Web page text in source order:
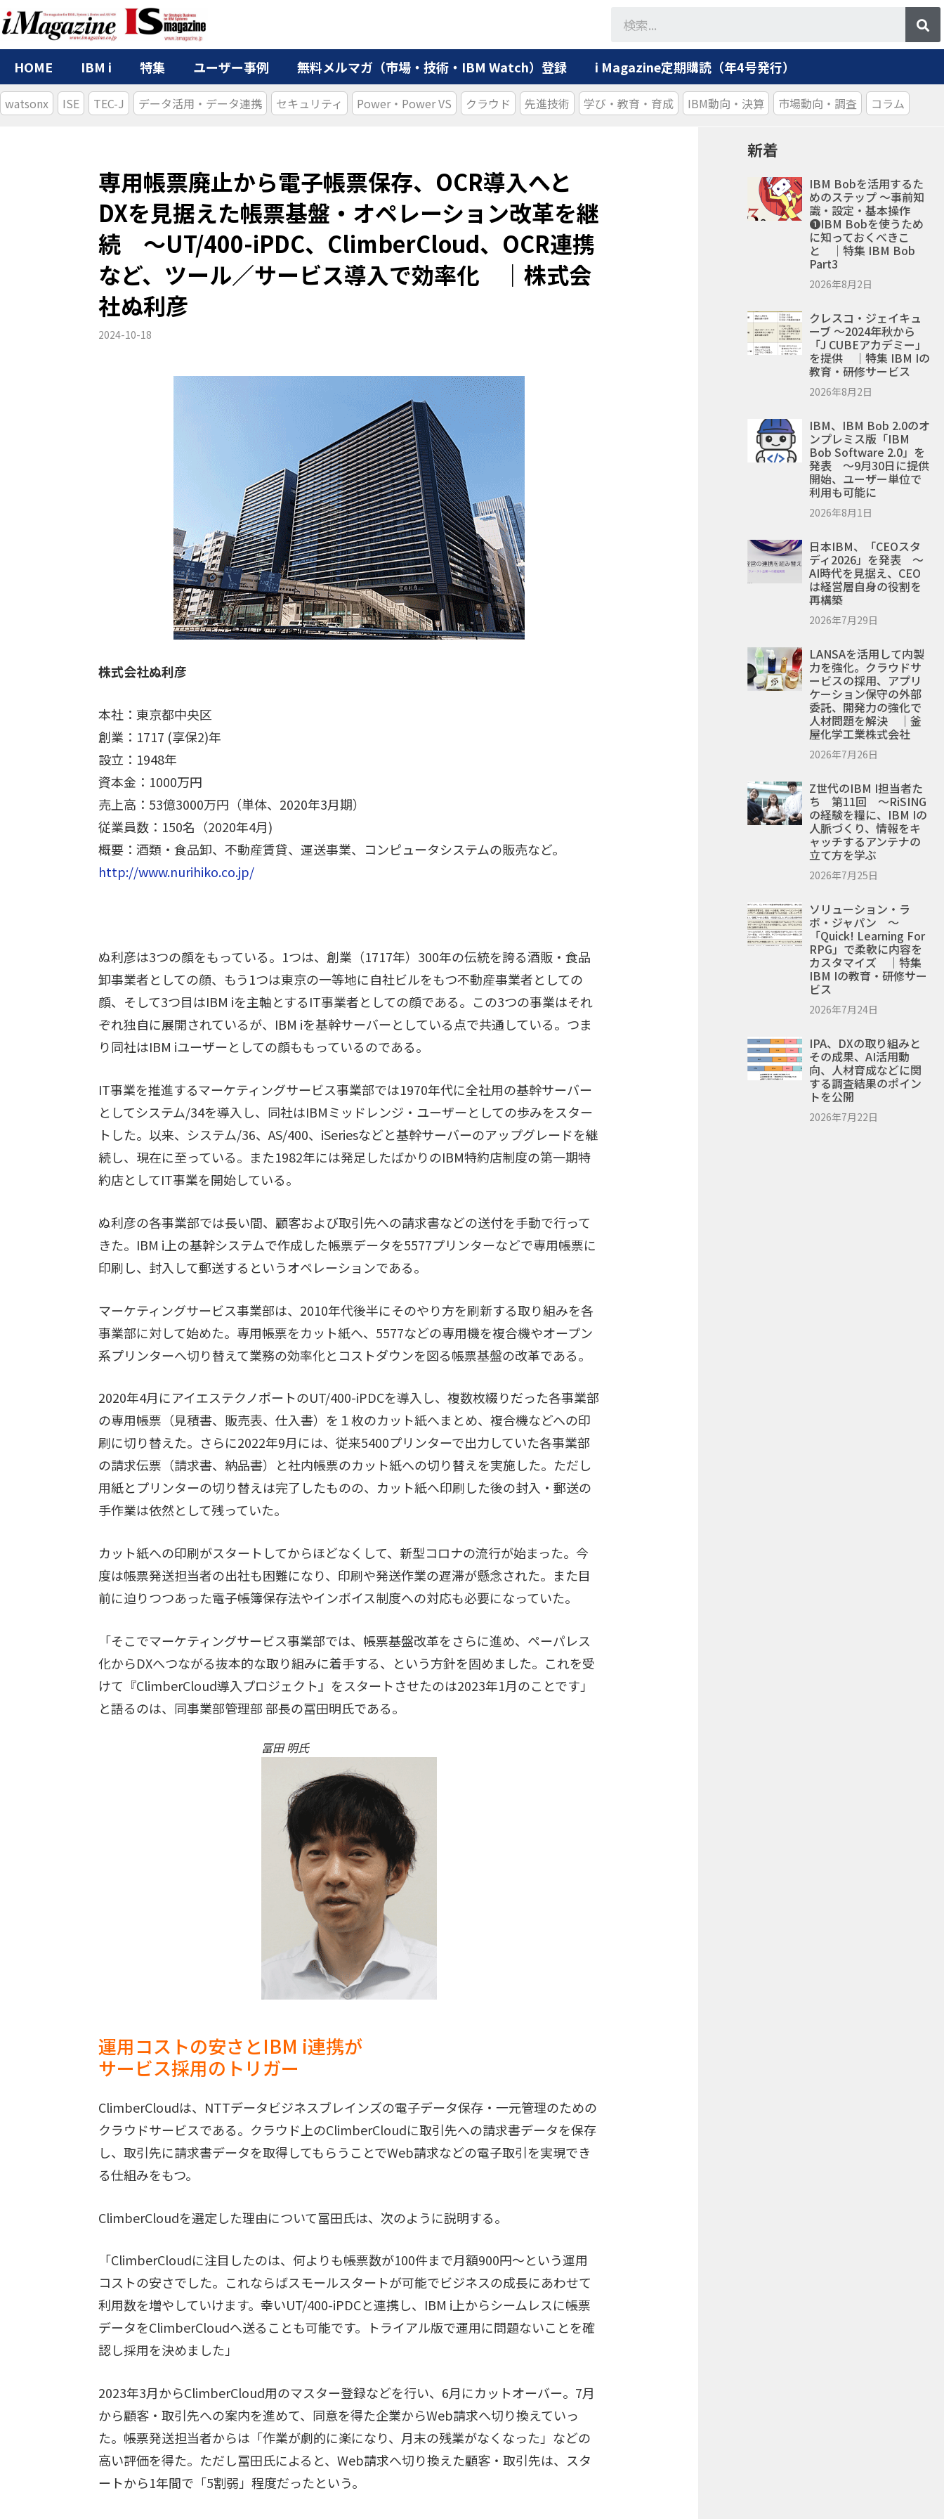
HOME IBM i 特集 ユーザー事例 無料メルマガ（市場・技術・IBM Watch）登録 i Magazine定期購読（年4号発行）
watsonx ISE TEC-J データ活用・データ連携 セキュリティ Power・Power VS クラウド 先進技術 学び・教育・育成 IBM動向・決算 市場動向・調査 コラム
専用帳票廃止から電子帳票保存、OCR導入へと
DXを見据えた帳票基盤・オペレーション改革を継
続 ～UT/400-iPDC、ClimberCloud、OCR連携
など、ツール／サービス導入で効率化 ｜株式会
社ぬ利彦
2024-10-18
株式会社ぬ利彦
本社：東京都中央区
創業：1717 (享保2)年
設立：1948年
資本金：1000万円
売上高：53億3000万円（単体、2020年3月期）
従業員数：150名（2020年4月)
概要：酒類・食品卸、不動産賃貸、運送事業、コンピュータシステムの販売など。
http://www.nurihiko.co.jp/
ぬ利彦は3つの顔をもっている。1つは、創業（1717年）300年の伝統を誇る酒販・食品
卸事業者としての顔、もう1つは東京の一等地に自社ビルをもつ不動産事業者としての
顔、そして3つ目はIBM iを主軸とするIT事業者としての顔である。この3つの事業はそれ
ぞれ独自に展開されているが、IBM iを基幹サーバーとしている点で共通している。つま
り同社はIBM iユーザーとしての顔ももっているのである。
IT事業を推進するマーケティングサービス事業部では1970年代に全社用の基幹サーバー
としてシステム/34を導入し、同社はIBMミッドレンジ・ユーザーとしての歩みをスター
トした。以来、システム/36、AS/400、iSeriesなどと基幹サーバーのアップグレードを継
続し、現在に至っている。また1982年には発足したばかりのIBM特約店制度の第一期特
約店としてIT事業を開始している。
ぬ利彦の各事業部では長い間、顧客および取引先への請求書などの送付を手動で行って
きた。IBM i上の基幹システムで作成した帳票データを5577プリンターなどで専用帳票に
印刷し、封入して郵送するというオペレーションである。
マーケティングサービス事業部は、2010年代後半にそのやり方を刷新する取り組みを各
事業部に対して始めた。専用帳票をカット紙へ、5577などの専用機を複合機やオープン
系プリンターへ切り替えて業務の効率化とコストダウンを図る帳票基盤の改革である。
2020年4月にアイエステクノポートのUT/400-iPDCを導入し、複数枚綴りだった各事業部
の専用帳票（見積書、販売表、仕入書）を１枚のカット紙へまとめ、複合機などへの印
刷に切り替えた。さらに2022年9月には、従来5400プリンターで出力していた各事業部
の請求伝票（請求書、納品書）と社内帳票のカット紙への切り替えを実施した。ただし
用紙とプリンターの切り替えは完了したものの、カット紙へ印刷した後の封入・郵送の
手作業は依然として残っていた。
カット紙への印刷がスタートしてからほどなくして、新型コロナの流行が始まった。今
度は帳票発送担当者の出社も困難になり、印刷や発送作業の遅滞が懸念された。また目
前に迫りつつあった電子帳簿保存法やインボイス制度への対応も必要になっていた。
「そこでマーケティングサービス事業部では、帳票基盤改革をさらに進め、ペーパレス
化からDXへつながる抜本的な取り組みに着手する、という方針を固めました。これを受
けて『ClimberCloud導入プロジェクト』をスタートさせたのは2023年1月のことです」
と語るのは、同事業部管理部 部長の冨田明氏である。
冨田 明氏
運用コストの安さとIBM i連携が
サービス採用のトリガー
ClimberCloudは、NTTデータビジネスブレインズの電子データ保存・一元管理のための
クラウドサービスである。クラウド上のClimberCloudに取引先への請求書データを保存
し、取引先に請求書データを取得してもらうことでWeb請求などの電子取引を実現でき
る仕組みをもつ。
ClimberCloudを選定した理由について冨田氏は、次のように説明する。
「ClimberCloudに注目したのは、何よりも帳票数が100件まで月額900円〜という運用
コストの安さでした。これならばスモールスタートが可能でビジネスの成長にあわせて
利用数を増やしていけます。幸いUT/400-iPDCと連携し、IBM i上からシームレスに帳票
データをClimberCloudへ送ることも可能です。トライアル版で運用に問題ないことを確
認し採用を決めました」
2023年3月からClimberCloud用のマスター登録などを行い、6月にカットオーバー。7月
から顧客・取引先への案内を進めて、同意を得た企業からWeb請求へ切り換えていっ
た。帳票発送担当者からは「作業が劇的に楽になり、月末の残業がなくなった」などの
高い評価を得た。ただし冨田氏によると、Web請求へ切り換えた顧客・取引先は、スタ
ートから1年間で「5割弱」程度だったという。
新着
IBM Bobを活用するた
めのステップ ～事前知
識・設定・基本操作
❶IBM Bobを使うため
に知っておくべきこ
と ｜特集 IBM Bob
Part3
2026年8月2日
クレスコ・ジェイキュ
ーブ ～2024年秋から
「J CUBEアカデミー」
を提供 ｜特集 IBM Iの
教育・研修サービス
2026年8月2日
IBM、IBM Bob 2.0のオ
ンプレミス版「IBM
Bob Software 2.0」を
発表 ～9月30日に提供
開始、ユーザー単位で
利用も可能に
2026年8月1日
日本IBM、「CEOスタ
ディ2026」を発表 ～
AI時代を見据え、CEO
は経営層自身の役割を
再構築
2026年7月29日
LANSAを活用して内製
力を強化。クラウドサ
ービスの採用、アプリ
ケーション保守の外部
委託、開発力の強化で
人材問題を解決 ｜釜
屋化学工業株式会社
2026年7月26日
Z世代のIBM I担当者た
ち 第11回 ～RiSING
の経験を糧に、IBM Iの
人脈づくり、情報をキ
ャッチするアンテナの
立て方を学ぶ
2026年7月25日
ソリューション・ラ
ボ・ジャパン ～
「Quick! Learning For
RPG」で柔軟に内容を
カスタマイズ ｜特集
IBM Iの教育・研修サー
ビス
2026年7月24日
IPA、DXの取り組みと
その成果、AI活用動
向、人材育成などに関
する調査結果のポイン
トを公開
2026年7月22日